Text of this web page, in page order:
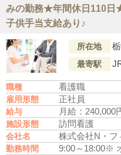
みの勤務★年間休日110日
子供手当支給あり♪
所在地
最寄駅
職種 看護職
雇用形態 正社員
給与 月給：240,000
施設形態 訪問看護
会社名 株式会社N・フ
勤務時間 9:00～18:00※